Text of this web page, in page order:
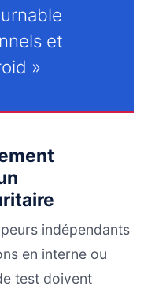
et
»
indépendants
en interne ou
test doivent